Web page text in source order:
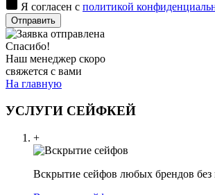
Я согласен с политикой
Отправить
Спасибо!
Наш менеджер скоро
свяжется с вами
На главную
УСЛУГИ СЕЙФКЕЙ
+
Вскрытие сейфов любых брендов